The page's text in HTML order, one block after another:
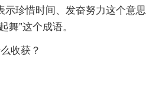
示珍惜时间、发奋努力这个意思
舞”这个成语。
收获？